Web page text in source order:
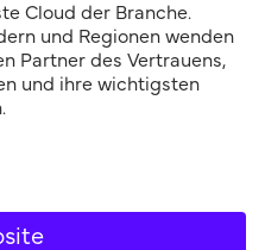
Cloud der Branche.
und Regionen wenden
Partner des Vertrauens,
und ihre wichtigsten